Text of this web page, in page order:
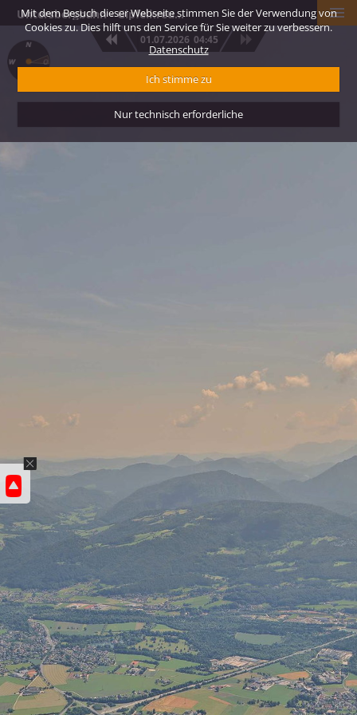
Mit dem Besuch dieser Webseite stimmen Sie der Verwendung von
Cookies zu. Dies hilft uns den Service für Sie weiter zu verbessern.
Datenschutz
Ich stimme zu
Nur technisch erforderliche
Untersbergbahn - Gipfelkreuz Geiereck
01.07.2026 04:45